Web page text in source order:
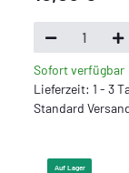
Sofort verfügbar
Lieferzeit: 1 - 3
Standard
Auf Lager